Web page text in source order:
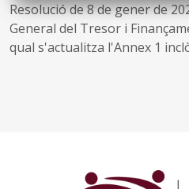
Resolució de 8 de gener de
General del Tresor i
qual s'actualitza l'Annex 1